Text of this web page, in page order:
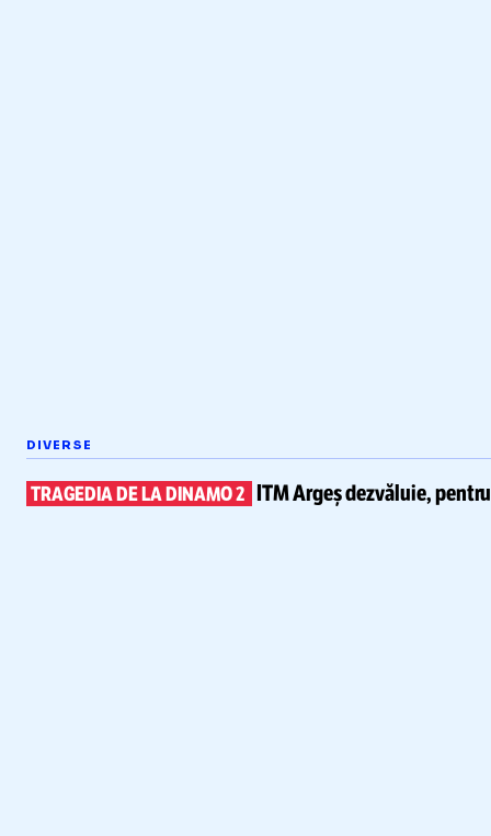
DIVERSE
TRAGEDIA DE LA DINAMO 2 ITM Argeș dezvăluie,